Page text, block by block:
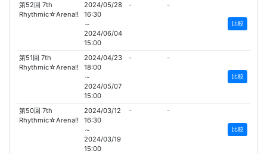
第52回 7th
Rhythmic☆Arena!!
2024/05/28
16:30
～
2024/06/04
15:00
- -
比較
第51回 7th
Rhythmic☆Arena!!
2024/04/23
18:00
～
2024/05/07
15:00
- -
比較
第50回 7th
Rhythmic☆Arena!!
2024/03/12
16:30
～
2024/03/19
15:00
- -
比較